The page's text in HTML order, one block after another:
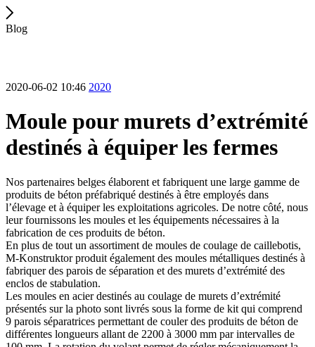
Blog
2020-06-02 10:46 2020
Moule pour murets d’extrémité
destinés à équiper les fermes
Nos partenaires belges élaborent et fabriquent une large gamme de
produits de béton préfabriqué destinés à être employés dans
l’élevage et à équiper les exploitations agricoles. De notre côté, nous
leur fournissons les moules et les équipements nécessaires à la
fabrication de ces produits de béton.
En plus de tout un assortiment de moules de coulage de caillebotis,
M-Konstruktor produit également des moules métalliques destinés à
fabriquer des parois de séparation et des murets d’extrémité des
enclos de stabulation.
Les moules en acier destinés au coulage de murets d’extrémité
présentés sur la photo sont livrés sous la forme de kit qui comprend
9 parois séparatrices permettant de couler des produits de béton de
différentes longueurs allant de 2200 à 3000 mm par intervalles de